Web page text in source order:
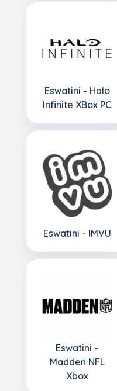
Eswatini - Halo
Infinite XBox PC
Eswatini - IMVU
Eswatini -
Madden NFL
Xbox